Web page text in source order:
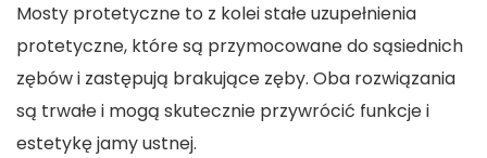
Mosty protetyczne to z kolei stałe uzupełnienia
protetyczne, które są przymocowane do sąsiednich
zębów i zastępują brakujące zęby. Oba rozwiązania
są trwałe i mogą skutecznie przywrócić funkcje i
estetykę jamy ustnej.